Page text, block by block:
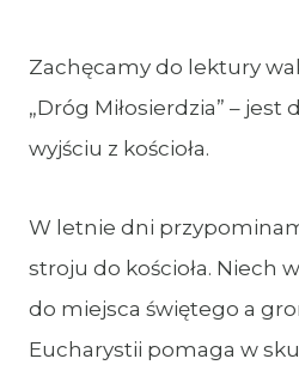
Zachęcamy do lektury
„Dróg Miłosierdzia” – jest
wyjściu z kościoła.
W letnie dni
stroju do kościoła. Niech
do miejsca świętego a
Eucharystii pomaga w